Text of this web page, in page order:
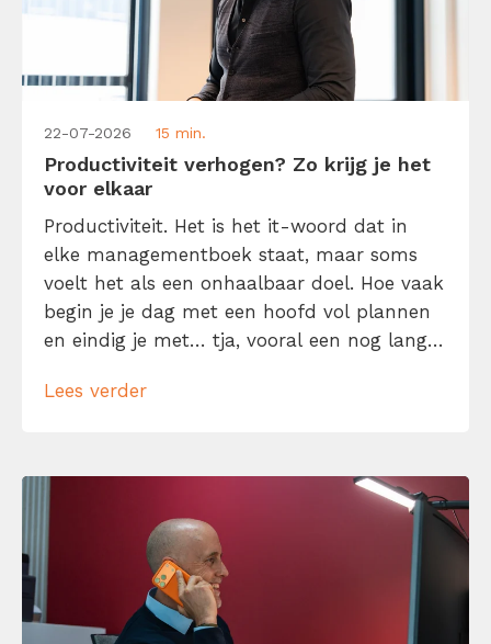
22-07-2026 15 min.
Productiviteit verhogen? Zo krijg je het
voor elkaar
Productiviteit. Het is het it-woord dat in
elke managementboek staat, maar soms
voelt het als een onhaalbaar doel. Hoe vaak
begin je je dag met een hoofd vol plannen
en eindig je met… tja, vooral een nog langer
enige. We willen allemaal meer gedaan
Lees verder